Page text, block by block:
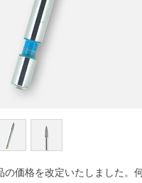
価格を改定いたしました。